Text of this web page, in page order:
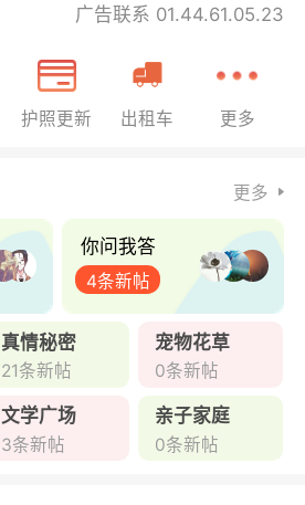
广告联系 01.44.61.05.23
护照更新 出租车 更多
更多
你问我答
4条新帖
真情秘密
21条新帖
宠物花草
0条新帖
文学广场
3条新帖
亲子家庭
0条新帖